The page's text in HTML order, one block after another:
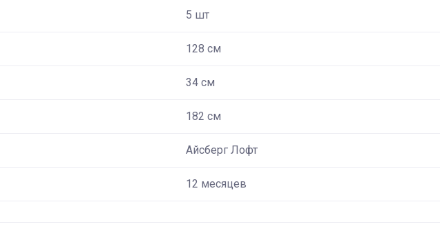
5 шт
128 см
34 см
182 см
Айсберг Лофт
12 месяцев